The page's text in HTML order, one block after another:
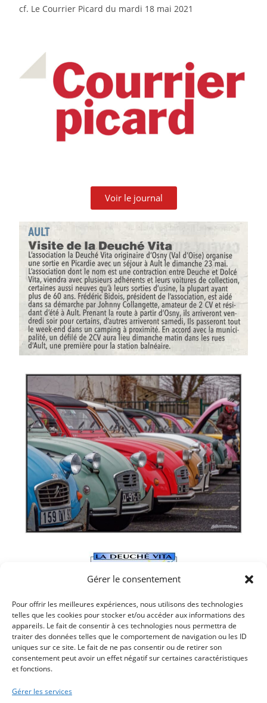
Gérer le consentement
Pour offrir les meilleures expériences, nous utilisons des technologies
telles que les cookies pour stocker et/ou accéder aux informations des
appareils. Le fait de consentir à ces technologies nous permettra de
traiter des données telles que le comportement de navigation ou les ID
uniques sur ce site. Le fait de ne pas consentir ou de retirer son
consentement peut avoir un effet négatif sur certaines caractéristiques
et fonctions.
Gérer les services
cf. Le Courrier Picard du mardi 18 mai 2021
Voir le journal
Article précédent
EFFET MER DÉMÉNAGE GRANDE RUE